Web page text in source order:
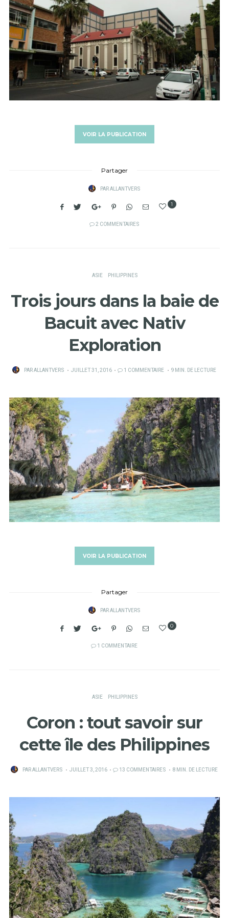
VOIR LA PUBLICATION
Partager
PARALLANTVERS
1
2 COMMENTAIRES
ASIE PHILIPPINES
Trois jours dans la baie de
Bacuit avec Nativ
Exploration
PARALLANTVERS
PUBLIÉ
JUILLET 31, 2016 1 COMMENTAIRE 9 MIN. DE LECTURE
VOIR LA PUBLICATION
Partager
PARALLANTVERS
0
1 COMMENTAIRE
ASIE PHILIPPINES
Coron : tout savoir sur
cette île des Philippines
PARALLANTVERS
PUBLIÉ
JUILLET 3, 2016 13 COMMENTAIRES 8 MIN. DE LECTURE